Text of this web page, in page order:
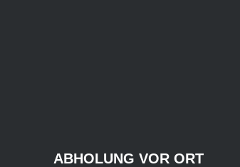
ABHOLUNG VOR ORT